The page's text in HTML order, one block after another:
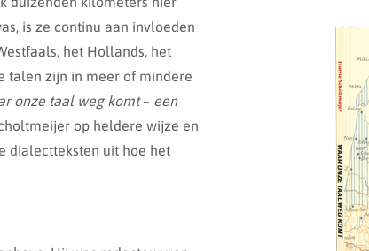
is ze continu aan invloeden
het Hollands, het
talen zijn in meer of mindere
onze taal weg komt– een
op heldere wijze en
dialectteksten uit hoe het